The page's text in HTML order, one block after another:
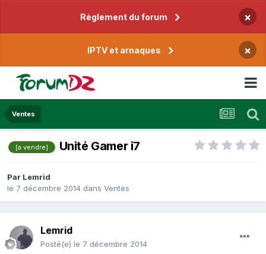
Règlement du forum ×
IPTV et arnaques ×
Ventes
[a vendre] Unité Gamer i7
Par Lemrid
le 7 décembre 2014 dans Ventes
Lemrid
Posté(e) le 7 décembre 2014